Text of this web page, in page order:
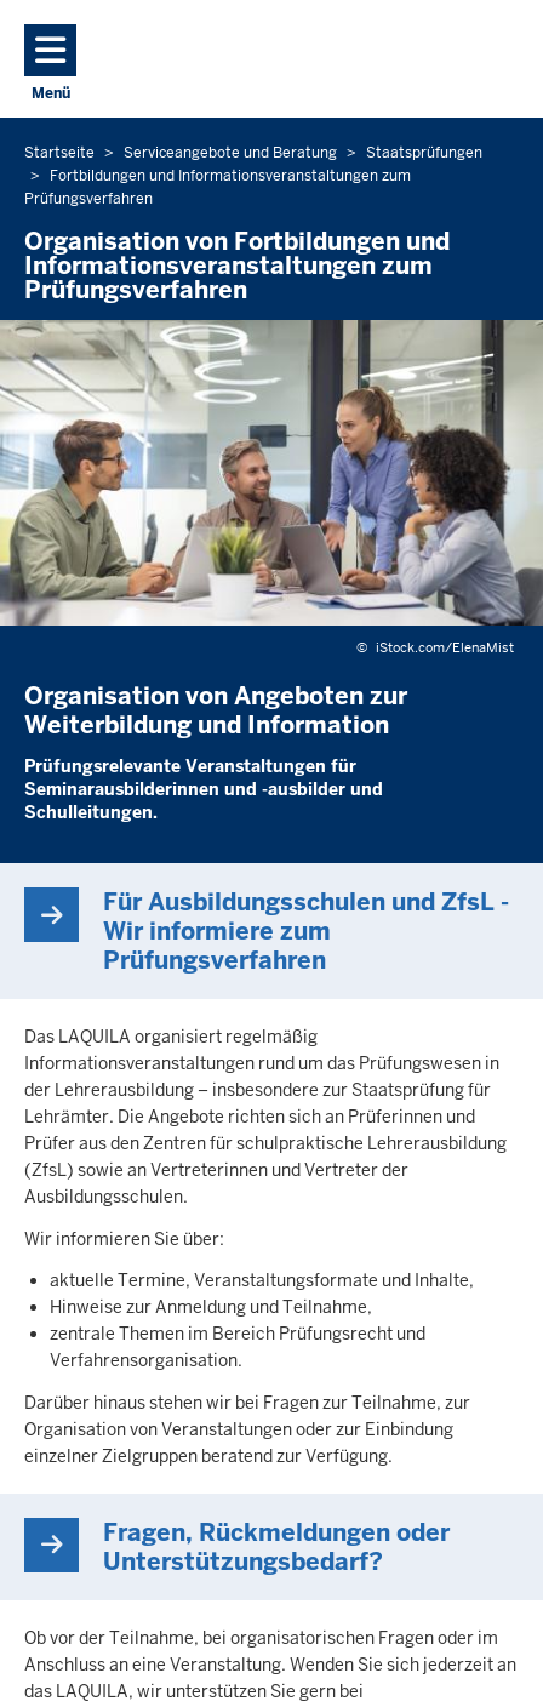
Menü
Navigation aktivieren/deaktivieren: Hauptmenü
Sie
befinden
hier
Startseite Serviceangebote und Beratung
Staatsprüfungen
Fortbildungen und Informationsveranstaltungen zum
Prüfungsverfahren
Organisation von Fortbildungen und
Informationsveranstaltungen zum
Prüfungsverfahren
© iStock.com/ElenaMist
Organisation von Angeboten zur
Weiterbildung und Information
Prüfungsrelevante Veranstaltungen für
Seminarausbilderinnen und -ausbilder und
Schulleitungen.
Für Ausbildungsschulen und ZfsL -
Wir informiere zum
Prüfungsverfahren
Das LAQUILA organisiert regelmäßig
Informationsveranstaltungen rund um das Prüfungswesen in
der Lehrerausbildung – insbesondere zur Staatsprüfung für
Lehrämter. Die Angebote richten sich an Prüferinnen und
Prüfer aus den Zentren für schulpraktische Lehrerausbildung
(ZfsL) sowie an Vertreterinnen und Vertreter der
Ausbildungsschulen.
Wir informieren Sie über:
aktuelle Termine, Veranstaltungsformate und Inhalte,
Hinweise zur Anmeldung und Teilnahme,
zentrale Themen im Bereich Prüfungsrecht und
Verfahrensorganisation.
Darüber hinaus stehen wir bei Fragen zur Teilnahme, zur
Organisation von Veranstaltungen oder zur Einbindung
einzelner Zielgruppen beratend zur Verfügung.
Fragen, Rückmeldungen oder
Unterstützungsbedarf?
Ob vor der Teilnahme, bei organisatorischen Fragen oder im
Anschluss an eine Veranstaltung. Wenden Sie sich jederzeit an
das LAQUILA, wir unterstützen Sie gern bei